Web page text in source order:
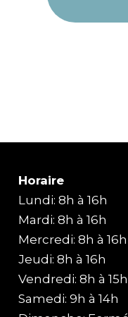
Horaire
Lundi: 8h à 16h
Mardi: 8h à 16h
Mercredi: 8h à 16h
Jeudi: 8h à 16h
Vendredi: 8h à 15h
Samedi: 9h à 14h